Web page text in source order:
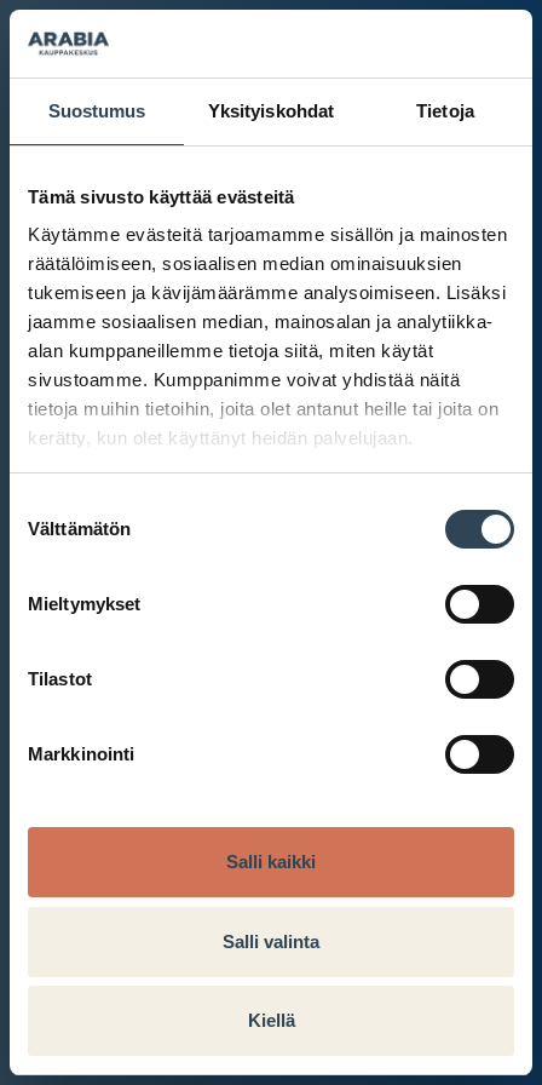
Suostumus Yksityiskohdat Tietoja
Tämä sivusto käyttää evästeitä
Käytämme evästeitä tarjoamamme sisällön ja mainosten
räätälöimiseen, sosiaalisen median ominaisuuksien
tukemiseen ja kävijämäärämme analysoimiseen. Lisäksi
jaamme sosiaalisen median, mainosalan ja analytiikka-
alan kumppaneillemme tietoja siitä, miten käytät
sivustoamme. Kumppanimme voivat yhdistää näitä
tietoja muihin tietoihin, joita olet antanut heille tai joita on
kerätty, kun olet käyttänyt heidän palvelujaan.
valinta
Välttämätön
Mieltymykset
Tilastot
Markkinointi
Salli kaikki
Salli valinta
Kiellä
Kauppakeskus Arabia
Et ole kirjautunut sisään. Kirjaudu sisään